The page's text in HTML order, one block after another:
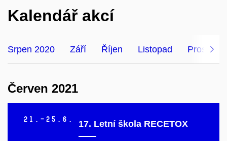
Kalendář akcí
Srpen 2020 Září Říjen Listopad Prosinec
Červen 2021
21.–25. 6. 17. Letní škola RECETOX